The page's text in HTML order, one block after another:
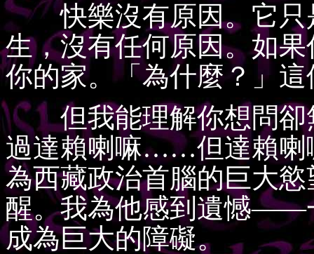
快樂沒有原因。它只
生，沒有任何原因。如
你的家。「為什麼？」
但我能理解你想問卻
過達賴喇嘛……但達賴喇
為西藏政治首腦的巨大
醒。我為他感到遺憾
成為巨大的障礙。